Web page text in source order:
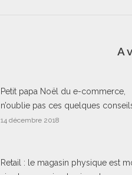
A
Petit papa Noël du e-commerce,
n’oublie pas ces quelques
14 décembre 2018
Retail : le magasin physique est